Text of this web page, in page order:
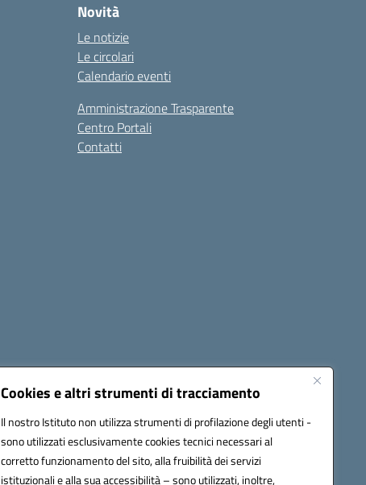
Cookies e altri strumenti di tracciamento
Il nostro Istituto non utilizza strumenti di profilazione degli utenti -
sono utilizzati esclusivamente cookies tecnici necessari al
corretto funzionamento del sito, alla fruibilità dei servizi
istituzionali e alla sua accessibilità – sono utilizzati, inoltre,
Novità
Le notizie
Le circolari
Calendario eventi
Amministrazione Trasparente
Centro Portali
Contatti
Seguici su: